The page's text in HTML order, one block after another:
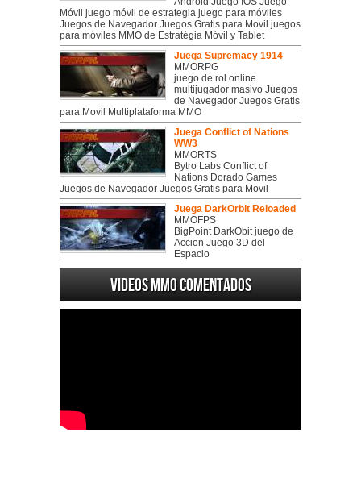
Móvil juego móvil de estrategia juego para móviles
Juegos de Navegador Juegos Gratis para Movil juegos
para móviles MMO de Estratégia Móvil y Tablet
Juega Supremacy 1914
MMORPG
juego de rol online
multijugador masivo Juegos
de Navegador Juegos Gratis
para Movil Multiplataforma MMO
Juega Conflict of Nations
WW3
MMORTS
Bytro Labs Conflict of
Nations Dorado Games
Juegos de Navegador Juegos Gratis para Movil
Juega DarkOrbit Reloaded
MMOFPS
BigPoint DarkObit juego de
Accion Juego 3D del
Espacio
Videos MMO Comentados